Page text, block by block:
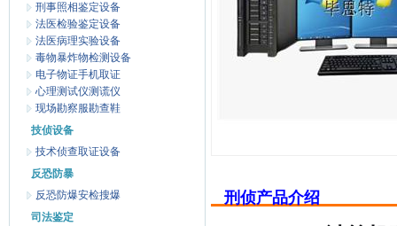
刑事照相鉴定设备
法医检验鉴定设备
法医病理实验设备
毒物暴炸物检测设备
电子物证手机取证
心理测试仪测谎仪
现场勘察服勘查鞋
技侦设备
技术侦查取证设备
反恐防暴
反恐防爆安检搜爆
司法鉴定
刑侦产品介绍